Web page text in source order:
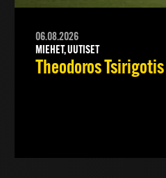
06.08.2026
MIEHET, UUTISET
Theodoros